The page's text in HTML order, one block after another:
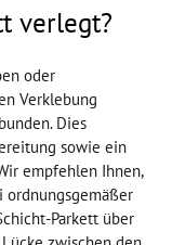
verlegt?
oder
Verklebung
Dies
sowie ein
empfehlen Ihnen,
ordnungsgemäßer
Parkett über